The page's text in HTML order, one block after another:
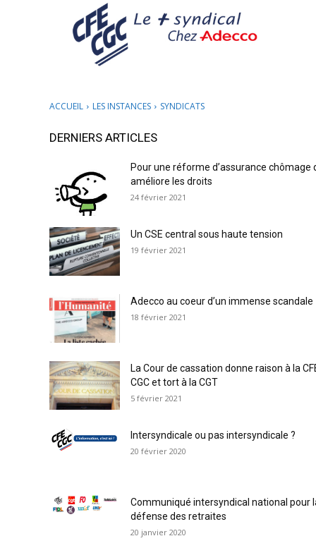
ACCUEIL LES INSTANCES SYNDICATS
DERNIERS ARTICLES
Pour une réforme d’assurance chômage
améliore les droits
24 février 2021
Un CSE central sous haute tension
19 février 2021
Adecco au coeur d’un immense scandale
18 février 2021
La Cour de cassation donne raison à la
CGC et tort à la CGT
5 février 2021
Intersyndicale ou pas intersyndicale ?
20 février 2020
Communiqué intersyndical national pour
défense des retraites
20 janvier 2020